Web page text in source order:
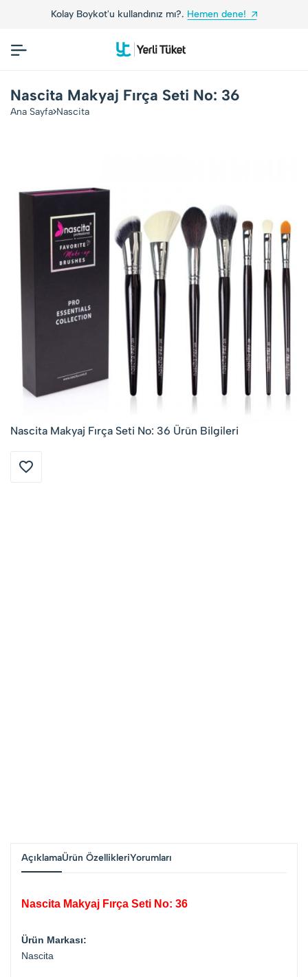
Kolay Boykot'u kullandınız mı?.Hemen dene!
Nascita Makyaj Fırça Seti No: 36
Ana Sayfa Nascita
Nascita Makyaj Fırça Seti No: 36 Ürün Bilgileri
AçıklamaÜrün ÖzellikleriYorumları
Nascita Makyaj Fırça Seti No: 36
Ürün Markası:
Nascita